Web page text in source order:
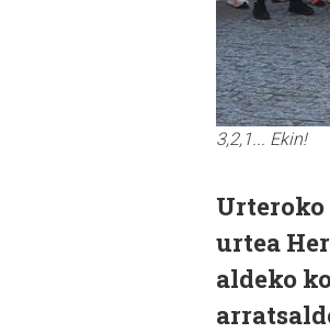
3,2,1... Ekin!
Urteroko
urtea
aldeko